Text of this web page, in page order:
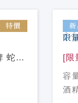
特價
蛇年
[限
容
酒